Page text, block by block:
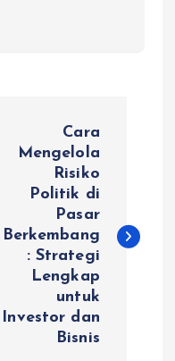
Cara
Mengelola
Risiko
Politik di
Pasar
Berkembang
: Strategi
Lengkap
untuk
Investor dan
Bisnis